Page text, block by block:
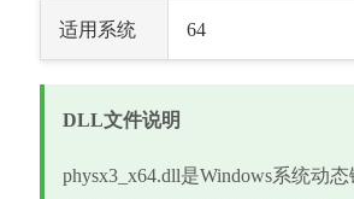
适用系统 64
DLL文件说明
physx3_x64.dll是Windows系统动态